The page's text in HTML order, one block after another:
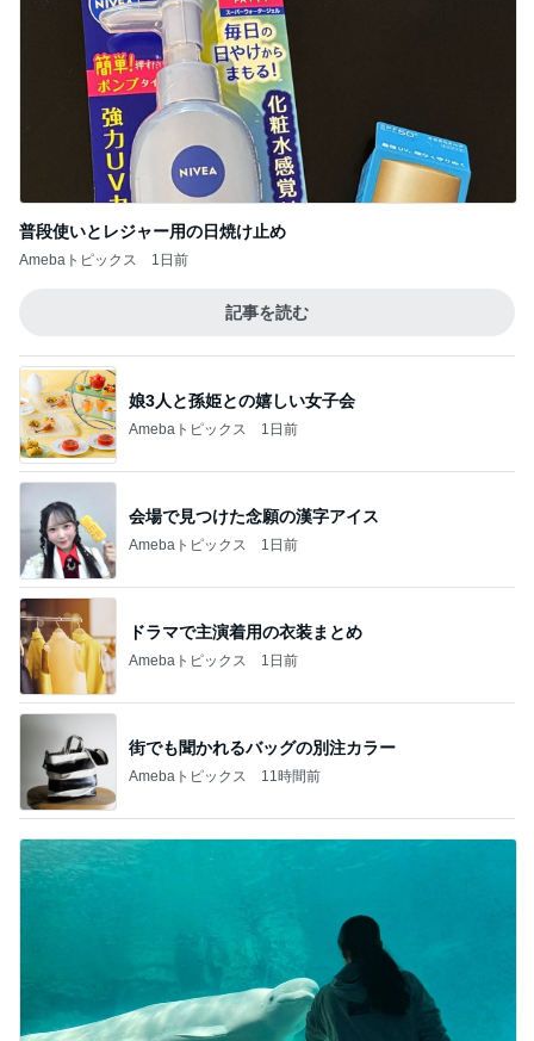
普段使いとレジャー用の日焼け止め
Amebaトピックス 1日前
記事を読む
娘3人と孫姫との嬉しい女子会
Amebaトピックス 1日前
会場で見つけた念願の漢字アイス
Amebaトピックス 1日前
ドラマで主演着用の衣装まとめ
Amebaトピックス 1日前
街でも聞かれるバッグの別注カラー
Amebaトピックス 11時間前